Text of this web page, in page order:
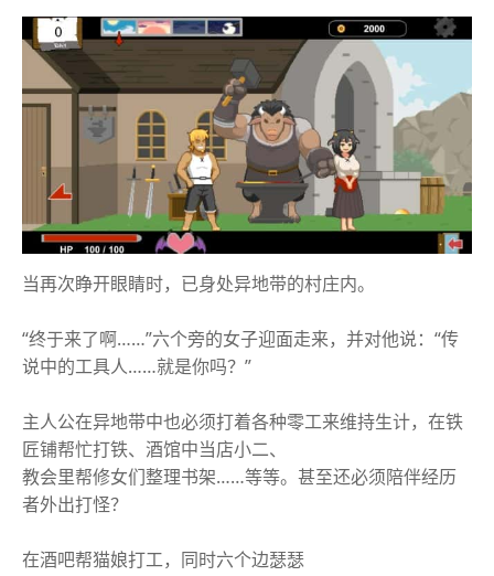
当再次睁开眼睛时，已身处异地带的村庄内。
“终于来了啊……”六个旁的女子迎面走来，并对他说：“传
说中的工具人……就是你吗？”
主人公在异地带中也必须打着各种零工来维持生计，在铁
匠铺帮忙打铁、酒馆中当店小二、
教会里帮修女们整理书架……等等。甚至还必须陪伴经历
者外出打怪？
在酒吧帮猫娘打工，同时六个边瑟瑟